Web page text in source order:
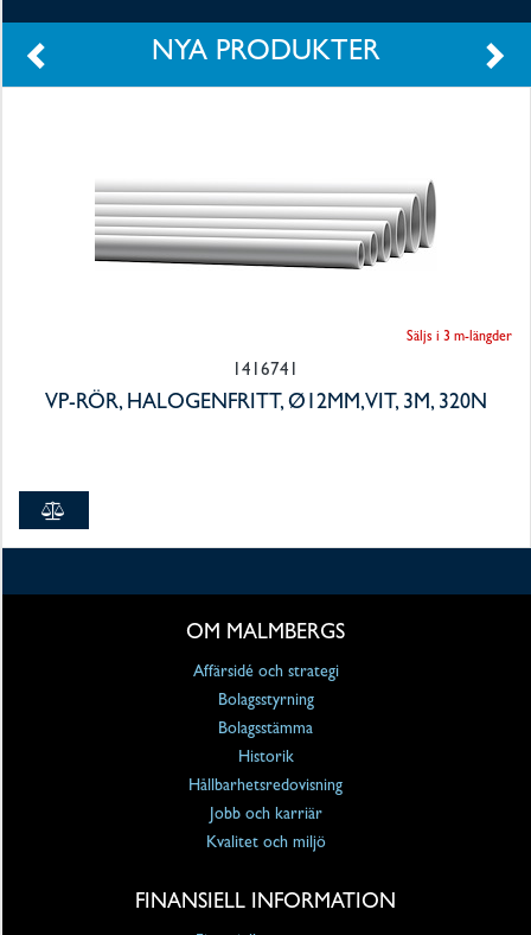
NYA PRODUKTER
Säljs i 3 m-längder
1416741
VP-RÖR, HALOGENFRITT, Ø12MM, VIT, 3M, 320N
OM MALMBERGS
Affärsidé och strategi
Bolagsstyrning
Bolagsstämma
Historik
Hållbarhetsredovisning
Jobb och karriär
Kvalitet och miljö
FINANSIELL INFORMATION